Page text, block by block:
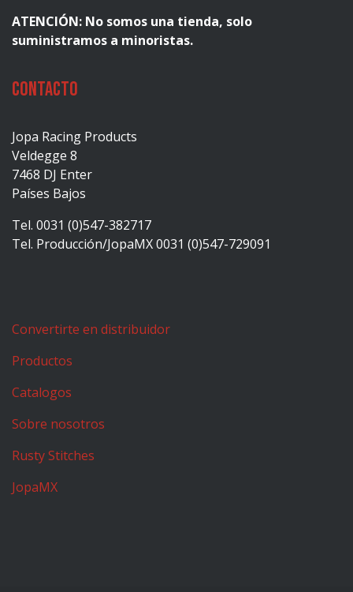
ATENCIÓN: No somos una tienda, solo
suministramos a minoristas.
Contacto
Jopa Racing Products
Veldegge 8
7468 DJ Enter
Países Bajos
Tel. 0031 (0)547-382717
Tel. Producción/JopaMX 0031 (0)547-729091
Convertirte en distribuidor
Productos
Catalogos
Sobre nosotros
Rusty Stitches
JopaMX